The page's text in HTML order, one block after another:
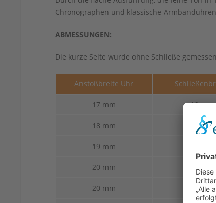
Chronographen und klassische
ABMESSUNGEN:
Die kurze Seite wurde ohne Schließe
Anstoßbreite Uhr
17 mm 16 mm
18 mm 16 mm
19 mm
20 mm 16 mm
20 mm 18 mm